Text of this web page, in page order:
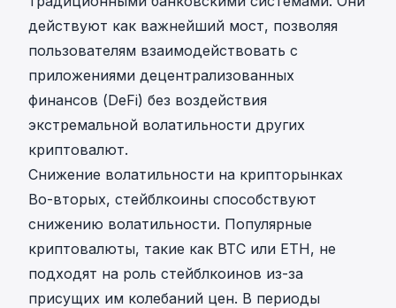
действуют как важнейший мост, позволяя
пользователям взаимодействовать с
приложениями децентрализованных
финансов (DeFi) без воздействия
экстремальной волатильности других
криптовалют.
Снижение волатильности на крипторынках
Во-вторых, стейблкоины способствуют
снижению волатильности. Популярные
криптовалюты, такие как BTC или ETH, не
подходят на роль стейблкоинов из-за
присущих им колебаний цен. В периоды